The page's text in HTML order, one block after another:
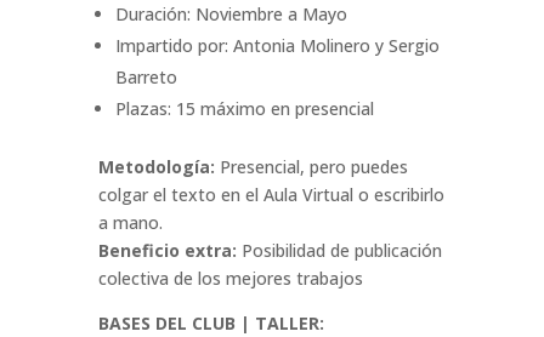
Duración: Noviembre a Mayo
Impartido por: Antonia Molinero y Sergio
Barreto
Plazas: 15 máximo en presencial
Metodología: Presencial, pero puedes
colgar el texto en el Aula Virtual o escribirlo
a mano.
Beneficio extra: Posibilidad de publicación
colectiva de los mejores trabajos
BASES DEL CLUB | TALLER: